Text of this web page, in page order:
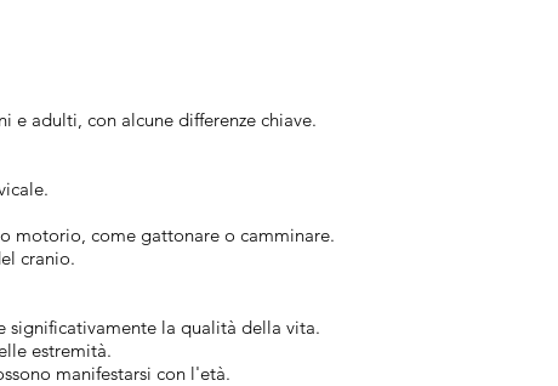
adulti, con alcune differenze chiave.
motorio, come gattonare o camminare.
cranio.
significativamente la qualità della vita.
estremità.
manifestarsi con l'età.